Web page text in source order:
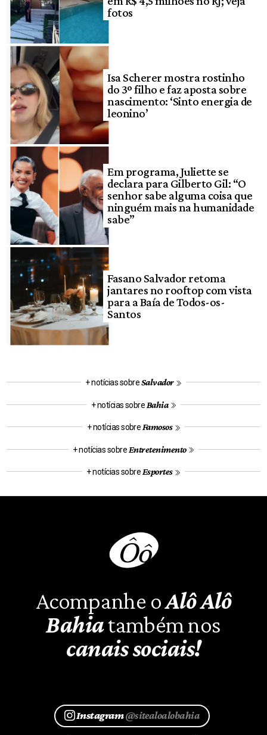
fotos
Isa Scherer mostra rostinho
do 3º filho e faz aposta sobre
nascimento: ‘Sinto energia de
leonino’
Em programa, Juliette se
declara para Gilberto Gil: “O
senhor sabe alguma coisa que
ninguém mais na humanidade
sabe”
Fasano Salvador retoma
jantares no rooftop com vista
para a Baía de Todos-os-
Santos
+ notícias sobreSalvador
+ notícias sobre Bahia
+ notícias sobreFamosos
+ notícias sobre Entretenimento
+ notícias sobreEsportes
Acompanhe oAlô Alô
Bahiatambém nos
canais sociais!
Instagram@sitealoalobahia